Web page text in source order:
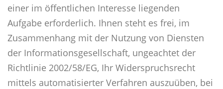
einer im öffentlichen Interesse liegenden
Aufgabe erforderlich. Ihnen steht es frei, im
Zusammenhang mit der Nutzung von Diensten
der Informationsgesellschaft, ungeachtet der
Richtlinie 2002/58/EG, Ihr Widerspruchsrecht
mittels automatisierter Verfahren auszuüben, bei